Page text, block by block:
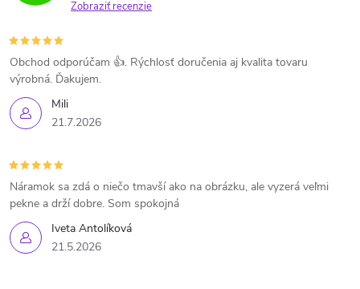
Zobraziť recenzie
Mili
21.7.2026
Obchod odporúčam 👍. Rýchlosť doručenia aj kvalita tovaru
výrobná. Ďakujem.
Iveta Antolíková
21.5.2026
Náramok sa zdá o niečo tmavší ako na obrázku, ale vyzerá veľmi
pekne a drží dobre. Som spokojná